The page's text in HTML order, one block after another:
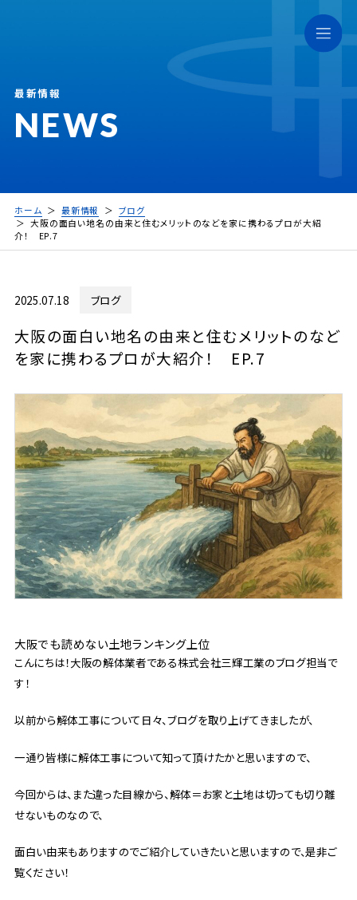
NEWS
最新情報
ホーム 最新情報
ブログ
大阪の面白い地名の由来と住むメリットのなどを家に携わるプロが大紹
介！ EP.7
2025.07.18 ブログ
大阪の面白い地名の由来と住むメリットのなど
を家に携わるプロが大紹介！ EP.7
大阪でも読めない土地ランキング上位
こんにちは！大阪の解体業者である株式会社三輝工業のブログ担当で
す！
以前から解体工事について日々、ブログを取り上げてきましたが、
一通り皆様に解体工事について知って頂けたかと思いますので、
今回からは、また違った目線から、解体＝お家と土地は切っても切り離
せないものなので、
面白い由来もありますのでご紹介していきたいと思いますので、是非ご
覧ください！